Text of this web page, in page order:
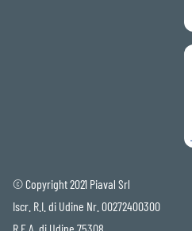
© Copyright 2021 Piaval Srl
Iscr. R.I. di Udine Nr. 00272400300